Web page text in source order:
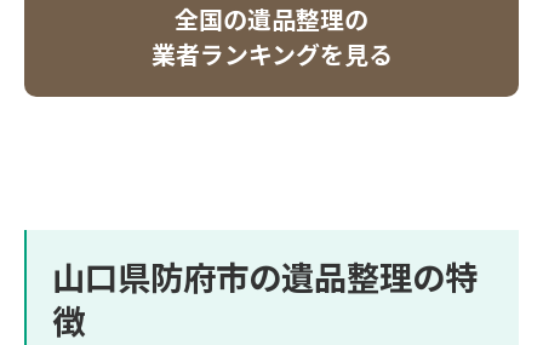
全国の遺品整理の
業者ランキングを見る
山口県防府市の遺品整理の特
徴